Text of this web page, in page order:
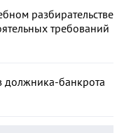
разбирательстве
требований
должника-банкрота